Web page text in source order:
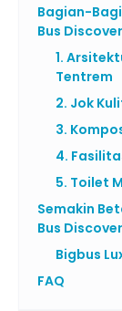
Bagian-
Bus
1.
Tentrem
2. Jok
3.
4.
5. Toilet
Semakin
Bus
Bigbus
FAQ